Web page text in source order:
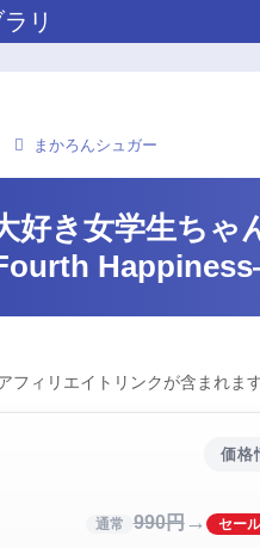
リ
まかろんシュガー
好き女学生ちゃ
フィリエイトリンクが含まれま
価格
通常 990円→ セー